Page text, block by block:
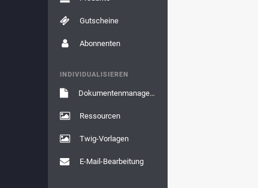
Gutscheine
Abonnenten
INDIVIDUALISIEREN
Dokumentenmanagement
Ressourcen
Twig-Vorlagen
E-Mail-Bearbeitung